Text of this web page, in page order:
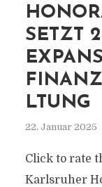
SETZT
LTUNG
22. Januar 2025
Click to rate
Karlsruher